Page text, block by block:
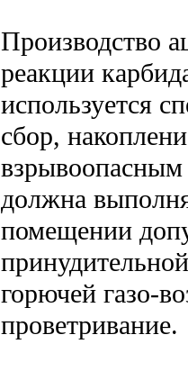
Производство
реакции
используется
сбор,
должна
помещении
горючей газо-
проветривание.